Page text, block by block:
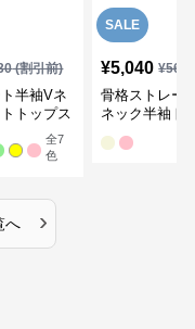
(割引前)
半袖Vネ
トップス
全7
色
SALE
¥5,040 ¥
骨格ストレー
ネック半袖ト
へ ›